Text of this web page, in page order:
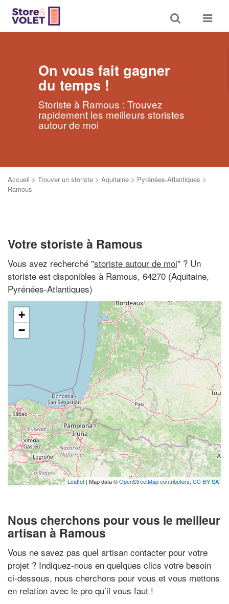
Toggle
search
Toggle
On vous fait gagner
du temps !
Storiste à Ramous : Trouvez
rapidement les meilleurs storistes
autour de moi
Accueil > Trouver un storiste > Aquitaine > Pyrénées-Atlantiques >
Ramous
Votre storiste à Ramous
Vous avez recherché "storiste autour de moi" ? Un
storiste est disponibles à Ramous, 64270 (Aquitaine,
Pyrénées-Atlantiques)
+
−
Leaflet | Map data ©OpenStreetMap contributors, CC-BY-SA
Nous cherchons pour vous le meilleur
artisan à Ramous
Vous ne savez pas quel artisan contacter pour votre
projet ? Indiquez-nous en quelques clics votre besoin
ci-dessous, nous cherchons pour vous et vous mettons
en relation avec le pro qu’il vous faut !